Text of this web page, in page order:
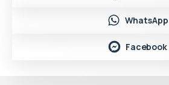
WhatsApp
Facebook